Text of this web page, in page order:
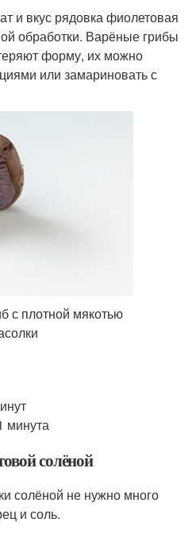
и вкус рядовка фиолетовая
обработки. Варёные грибы
форму, их можно
или замариновать с
с плотной мякотью
минута
солёной
солёной не нужно много
и соль.